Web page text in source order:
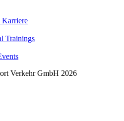
Karriere
Trainings
Verkehr GmbH 2026